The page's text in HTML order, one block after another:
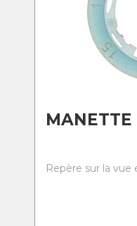
MANETTE
Repère sur la vue